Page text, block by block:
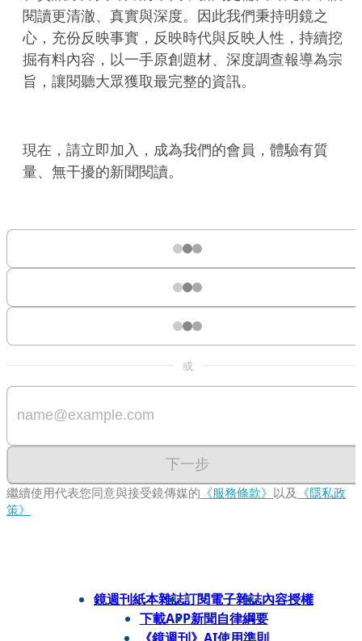
閱讀更清澈、真實與深度。因此我們秉持明鏡之
心，充份反映事實，反映時代與反映人性，持續挖
掘有料內容，以一手原創題材、深度調查報導為宗
旨，讓閱聽大眾獲取最完整的資訊。
現在，請立即加入，成為我們的會員，體驗有質
量、無干擾的新聞閱讀。
或
下一步
繼續使用代表您同意與接受鏡傳媒的 《服務條款》 以及 《隱私政
策》
鏡週刊紙本雜誌訂閱電子雜誌內容授權
下載APP新聞自律綱要